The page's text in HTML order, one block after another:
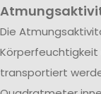
Die
Körperfeuchtigkeit
transportiert